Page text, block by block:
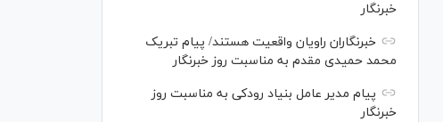
خبرنگار
خبرنگاران راویان واقعیت هستند/ پیام تبریک
محمد حمیدی مقدم به مناسبت روز خبرنگار
پیام مدیر عامل بنیاد رودکی به مناسبت روز
خبرنگار